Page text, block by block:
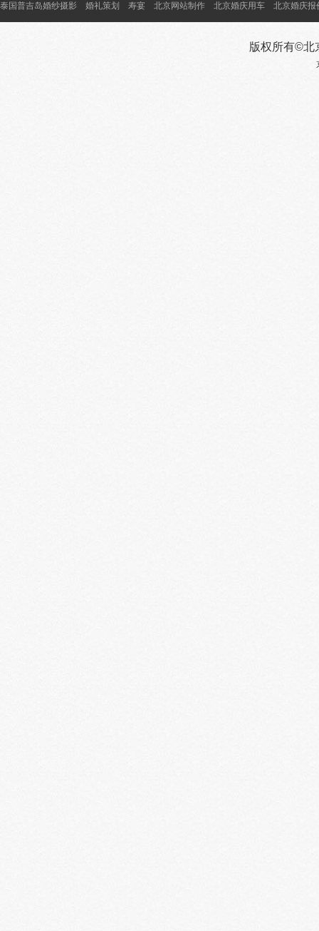
泰国普吉岛婚纱摄影
婚礼策划 寿宴 北京网站制作 北京婚庆用车 北京婚庆报
版权所有©北